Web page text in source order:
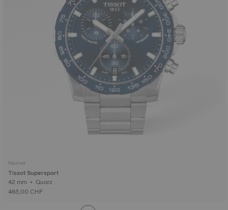
Neuheit
Tissot Supersport
42 mm • Quarz
465,00 CHF